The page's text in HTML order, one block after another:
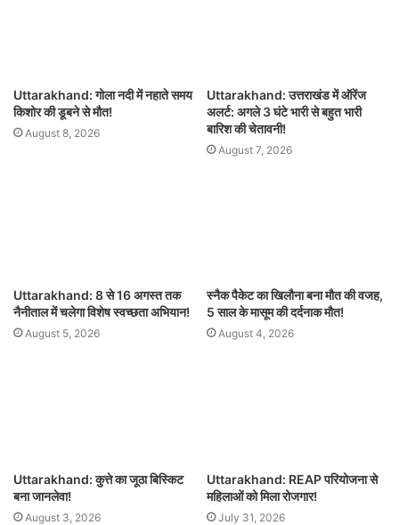
Uttarakhand: गोला नदी में नहाते समय
किशोर की डूबने से मौत!
August 8, 2026
Uttarakhand: उत्तराखंड में ऑरेंज
अलर्ट: अगले 3 घंटे भारी से बहुत भारी
बारिश की चेतावनी!
August 7, 2026
Uttarakhand: 8 से 16 अगस्त तक
नैनीताल में चलेगा विशेष स्वच्छता अभियान!
August 5, 2026
स्नैक पैकेट का खिलौना बना मौत की वजह,
5 साल के मासूम की दर्दनाक मौत!
August 4, 2026
Uttarakhand: कुत्ते का जूठा बिस्किट
बना जानलेवा!
August 3, 2026
Uttarakhand: REAP परियोजना से
महिलाओं को मिला रोजगार!
July 31, 2026